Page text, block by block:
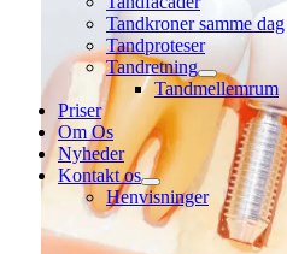
Tandkroner samme dag
Tandproteser
Tandretning
Tandmellemrum
Priser
Om Os
Nyheder
Kontakt os
Henvisninger